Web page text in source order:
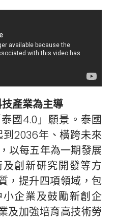
產業為主導
國4.0」願景。泰國
到2036年、橫跨未來
以每五年為一期發展
創新研究開發等方
，提升四項領域，包
企業及鼓勵新創企
及加強培育高技術勞